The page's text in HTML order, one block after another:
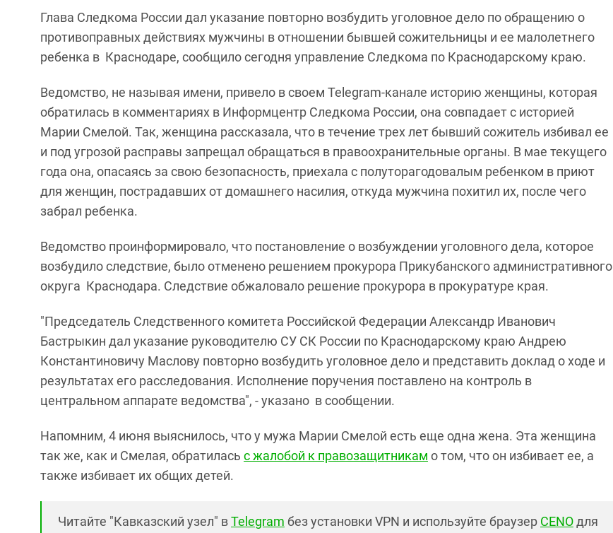
Глава Следкома России дал указание повторно возбудить уголовное дело по обращению о
противоправных действиях мужчины в отношении бывшей сожительницы и ее малолетнего
ребенка в Краснодаре, сообщило сегодня управление Следкома по Краснодарскому краю.
Ведомство, не называя имени, привело в своем Telegram-канале историю женщины, которая
обратилась в комментариях в Информцентр Следкома России, она совпадает с историей
Марии Смелой. Так, женщина рассказала, что в течение трех лет бывший сожитель избивал ее
и под угрозой расправы запрещал обращаться в правоохранительные органы. В мае текущего
года она, опасаясь за свою безопасность, приехала с полуторагодовалым ребенком в приют
для женщин, пострадавших от домашнего насилия, откуда мужчина похитил их, после чего
забрал ребенка.
Ведомство проинформировало, что постановление о возбуждении уголовного дела, которое
возбудило следствие, было отменено решением прокурора Прикубанского административного
округа Краснодара. Следствие обжаловало решение прокурора в прокуратуре края.
"Председатель Следственного комитета Российской Федерации Александр Иванович
Бастрыкин дал указание руководителю СУ СК России по Краснодарскому краю Андрею
Константиновичу Маслову повторно возбудить уголовное дело и представить доклад о ходе и
результатах его расследования. Исполнение поручения поставлено на контроль в
центральном аппарате ведомства", - указано в сообщении.
Напомним, 4 июня выяснилось, что у мужа Марии Смелой есть еще одна жена. Эта женщина
так же, как и Смелая, обратилась с жалобой к правозащитникам о том, что он избивает ее, а
также избивает их общих детей.
Читайте "Кавказский узел" вTelegram без установки VPN и используйте браузер CENOдля